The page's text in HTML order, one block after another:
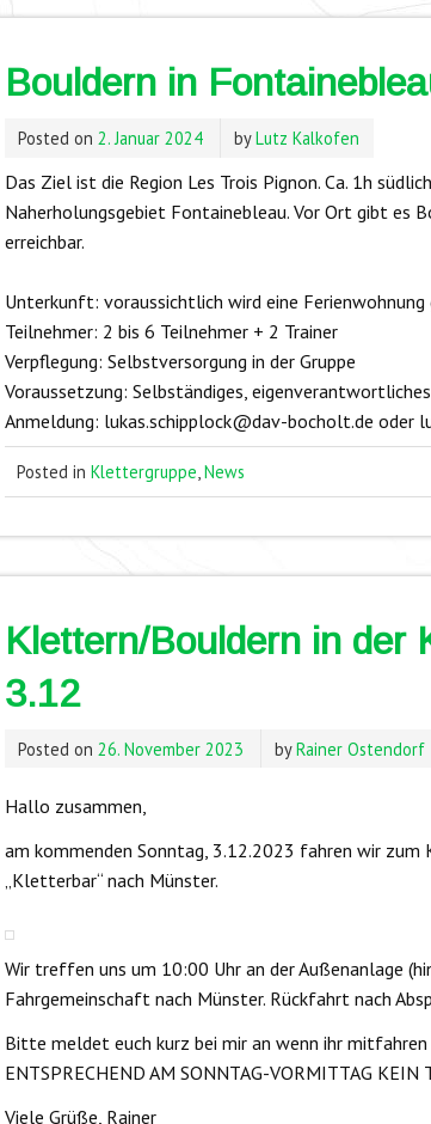
Bouldern in
Posted on 2. Januar 2024 byLutz Kalkofen
Das Ziel ist die Region Les Trois Pignon. Ca. 1h
Naherholungsgebiet Fontainebleau. Vor Ort gibt es
erreichbar.
Unterkunft: voraussichtlich wird eine Ferienwohnung
Teilnehmer: 2 bis 6 Teilnehmer + 2 Trainer
Verpflegung: Selbstversorgung in der Gruppe
Voraussetzung: Selbständiges,
Anmeldung: lukas.schipplock@dav-bocholt.de
Posted in Klettergruppe,News
Klettern/Bouldern in der
3.12
Posted on 26. November 2023 byRainer Ostendorf
Hallo zusammen,
am kommenden Sonntag, 3.12.2023 fahren wir
„Kletterbar“ nach Münster.
Wir treffen uns um 10:00 Uhr an der Außenanlage
Fahrgemeinschaft nach Münster. Rückfahrt nach
Bitte meldet euch kurz bei mir an wenn ihr
ENTSPRECHEND AM SONNTAG-VORMITTAG KEIN
Viele Grüße, Rainer